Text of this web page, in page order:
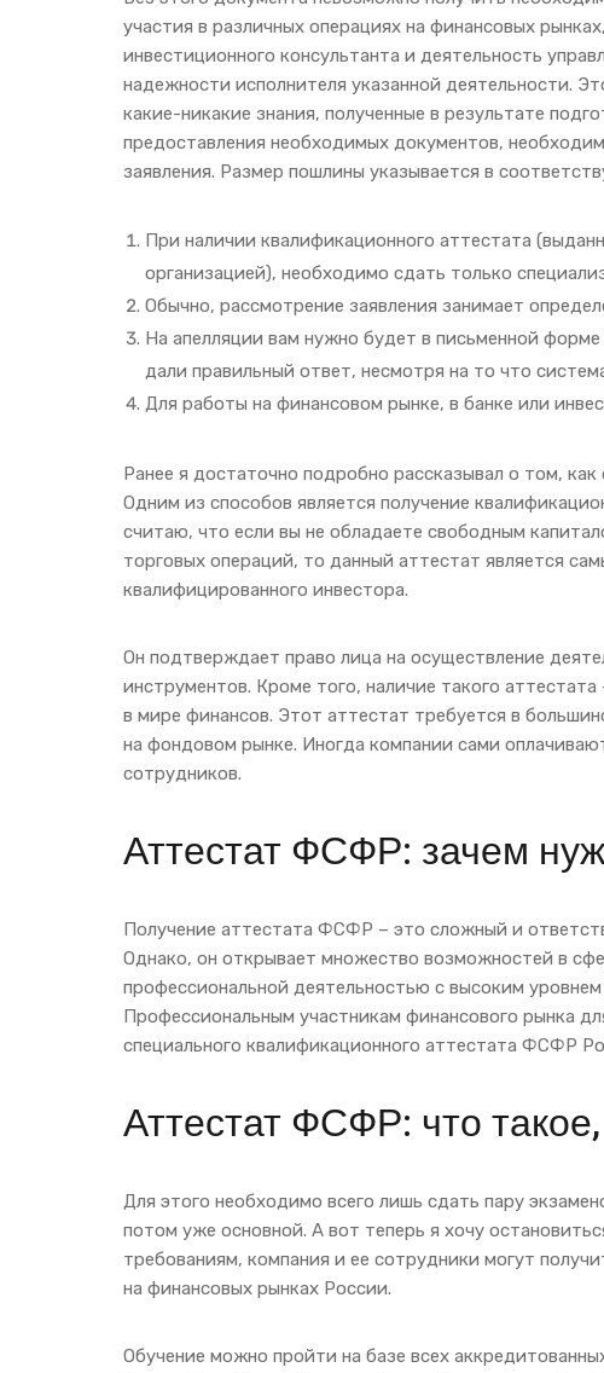
участия в различных операциях на финансовых
инвестиционного консультанта и деятельность
надежности исполнителя указанной деятельности.
какие-никакие знания, полученные в результате
предоставления необходимых документов,
заявления. Размер пошлины указывается в
При наличии квалификационного аттестата
организацией), необходимо сдать только
Обычно, рассмотрение заявления занимает
На апелляции вам нужно будет в письменной
дали правильный ответ, несмотря на то что
Для работы на финансовом рынке, в банке или
Ранее я достаточно подробно рассказывал о том,
Одним из способов является получение
считаю, что если вы не обладаете свободным
торговых операций, то данный аттестат является
квалифицированного инвестора.
Он подтверждает право лица на осуществление
инструментов. Кроме того, наличие такого
в мире финансов. Этот аттестат требуется в
на фондовом рынке. Иногда компании сами
сотрудников.
Аттестат ФСФР: зачем
Получение аттестата ФСФР – это сложный и
Однако, он открывает множество возможностей в
профессиональной деятельностью с высоким
Профессиональным участникам финансового рынка
специального квалификационного аттестата ФСФР
Аттестат ФСФР: что
Для этого необходимо всего лишь сдать пару
потом уже основной. А вот теперь я хочу
требованиям, компания и ее сотрудники могут
на финансовых рынках России.
Обучение можно пройти на базе всех